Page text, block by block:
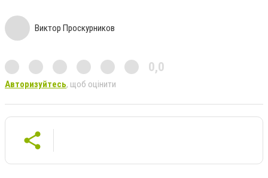
Виктор Проскурников
0,0
Авторизуйтесь, щоб оцінити